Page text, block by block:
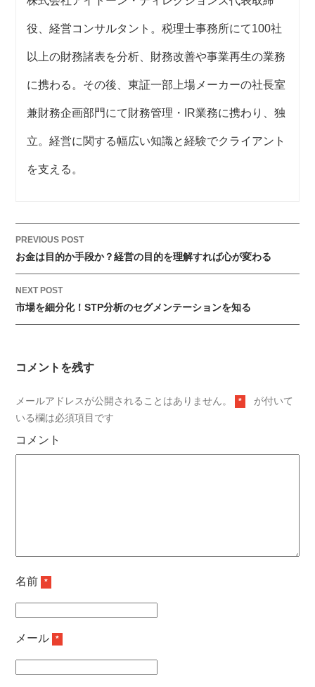
役、経営コンサルタント。税理士事務所にて100社
以上の財務諸表を分析、財務改善や事業再生の業務
に携わる。その後、東証一部上場メーカーの社長室
兼財務企画部門にて財務管理・IR業務に携わり、独
立。経営に関する幅広い知識と経験でクライアント
を支える。
PREVIOUS POST
お金は目的か手段か？経営の目的を理解すれば心が変わる
NEXT POST
市場を細分化！STP分析のセグメンテーションを知る
コメントを残す
メールアドレスが公開されることはありません。 *
が付いて
いる欄は必須項目です
コメント
名前 *
メール *